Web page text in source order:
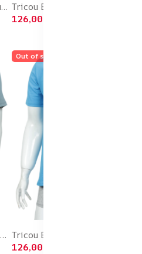
Tricou Bărbați cu Imprimeu COAL ,Culoare Galben,Engros
126,00 Lei
Tricou Bărbați Basic ,Culoare Albastru Pastelat,Engros
Out of stock
126,00 Lei